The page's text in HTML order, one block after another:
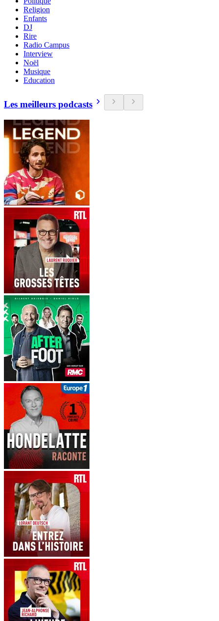
Religion
Enfants
DJ
Rire
Radio Campus
Interview
Noël
Musique
Education
Les meilleurs podcasts